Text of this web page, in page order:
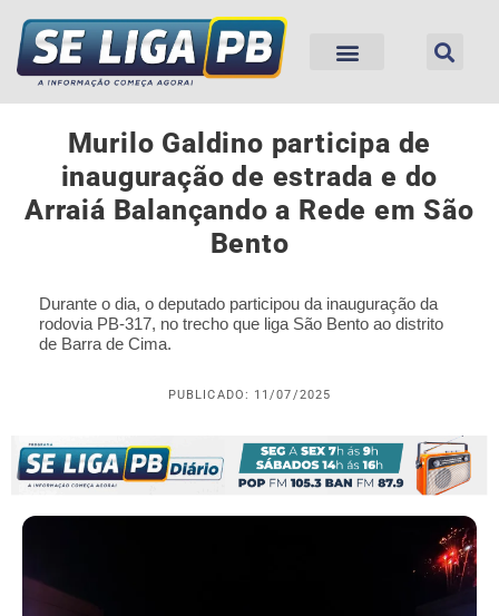
Murilo Galdino participa de
inauguração de estrada e do
Arraiá Balançando a Rede em São
Bento
Durante o dia, o deputado participou da inauguração da
rodovia PB-317, no trecho que liga São Bento ao distrito
de Barra de Cima.
PUBLICADO: 11/07/2025